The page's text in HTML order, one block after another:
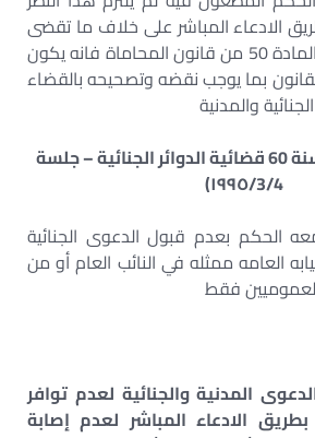
الادعاء المباشر على خلاف ما تقضى
به الفقرة الأولى من المادة 50 من قانون المحاماة فانه يكون
بما يوجب نقضه وتصحيحه بالقضاء
والمدنية
(الطعن رقم ٤٢٥ لسنة 60 قضائية الدوائر الجنائية – جلسة
١٩٩٥/3/4)
الحكم بعدم قبول الدعوى الجنائية
العامه ممثله في النائب العام أو من
فقط
المدنية والجنائية لعدم توافر
الادعاء المباشر لعدم إصابة